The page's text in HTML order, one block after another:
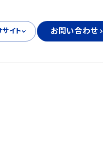
イト お問い合わせ